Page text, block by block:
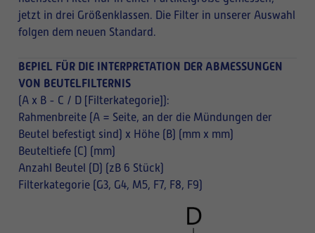
jetzt in drei Größenklassen. Die Filter in unserer Auswahl
folgen dem neuen Standard.
BEPIEL FÜR DIE INTERPRETATION DER ABMESSUNGEN
VON BEUTELFILTERNIS
(A x B - C / D [Filterkategorie]):
Rahmenbreite (A = Seite, an der die Mündungen der
Beutel befestigt sind) x Höhe (B) (mm x mm)
Beuteltiefe (C) (mm)
Anzahl Beutel (D) (zB 6 Stück)
Filterkategorie (G3, G4, M5, F7, F8, F9)